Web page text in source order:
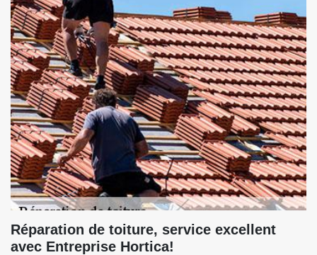
Réparation de toiture, service excellent
avec Entreprise Hortica!